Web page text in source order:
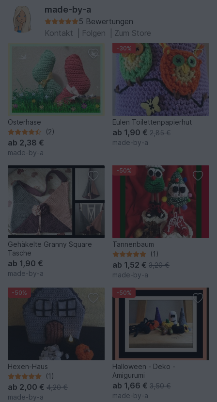
made-by-a
5 Bewertungen
Kontakt
Folgen Zum Store
Osterhase
(2)
ab 2,38 €
made-by-a
-30%
Eulen Toilettenpapierhut
ab 1,90 € 2,85 €
made-by-a
Gehäkelte Granny Square
Tasche
ab 1,90 €
made-by-a
-50%
Tannenbaum
(1)
ab 1,52 € 3,20 €
made-by-a
-50%
Hexen-Haus
(1)
ab 2,00 € 4,20 €
made-by-a
-50%
Halloween - Deko -
Amigurumi
ab 1,66 € 3,50 €
made-by-a